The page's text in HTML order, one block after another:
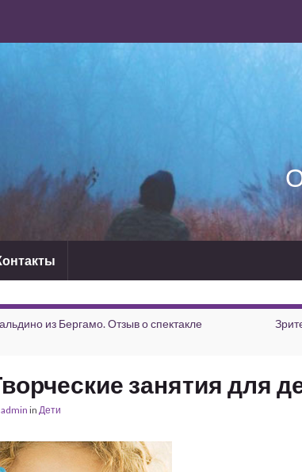
из Бергамо. Отзыв о спектакле
занятия для
admin in Дети